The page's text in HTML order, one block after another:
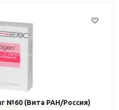
№60 (Вита РАН/Россия)